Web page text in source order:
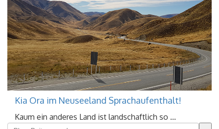
Kia Ora im Neuseeland Sprachaufenthalt!
Kaum ein anderes Land ist landschaftlich so ...